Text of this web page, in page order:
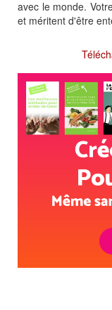
avec le monde.
et méritent d'être